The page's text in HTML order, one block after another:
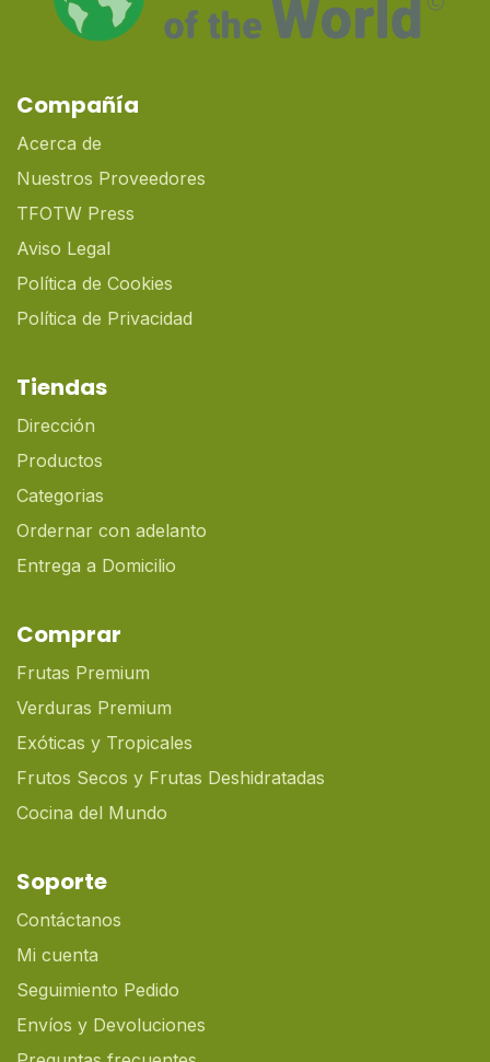
Compañía
Acerca de
Nuestros Proveedores
TFOTW Press
Aviso Legal
Política de Cookies
Política de Privacidad
Tiendas
Dirección
Productos
Categorias
Ordernar con adelanto
Entrega a Domicilio
Comprar
Frutas Premium
Verduras Premium
Exóticas y Tropicales
Frutos Secos y Frutas Deshidratadas
Cocina del Mundo
Soporte
Contáctanos
Mi cuenta
Seguimiento Pedido
Envíos y Devoluciones